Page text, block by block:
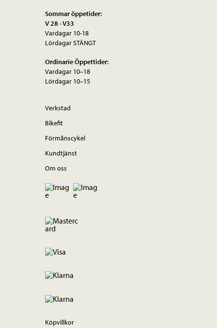
Sommar öppetider:
V 28 - V33
Vardagar 10-18
Lördagar STÄNGT
Ordinarie Öppettider:
Vardagar 10–18
Lördagar 10–15
Verkstad
Bikefit
Förmånscykel
Kundtjänst
Om oss
Köpvillkor